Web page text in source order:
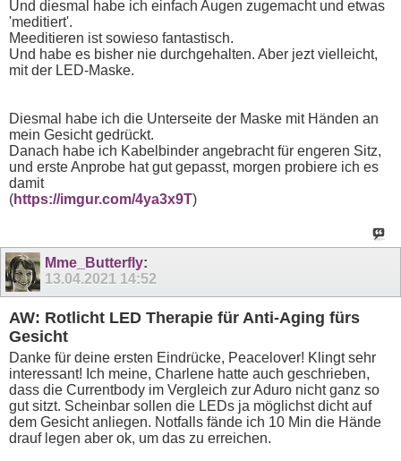
Und diesmal habe ich einfach Augen zugemacht und etwas
'meditiert'.
Meeditieren ist sowieso fantastisch.
Und habe es bisher nie durchgehalten. Aber jezt vielleicht,
mit der LED-Maske.
Diesmal habe ich die Unterseite der Maske mit Händen an
mein Gesicht gedrückt.
Danach habe ich Kabelbinder angebracht für engeren Sitz,
und erste Anprobe hat gut gepasst, morgen probiere ich es
damit
(https://imgur.com/4ya3x9T)
Mme_Butterfly:
13.04.2021 14:52
AW: Rotlicht LED Therapie für Anti-Aging fürs
Gesicht
Danke für deine ersten Eindrücke, Peacelover! Klingt sehr
interessant! Ich meine, Charlene hatte auch geschrieben,
dass die Currentbody im Vergleich zur Aduro nicht ganz so
gut sitzt. Scheinbar sollen die LEDs ja möglichst dicht auf
dem Gesicht anliegen. Notfalls fände ich 10 Min die Hände
drauf legen aber ok, um das zu erreichen.